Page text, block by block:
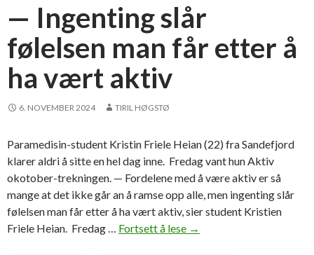
— Ingenting slår
følelsen man får etter å
ha vært aktiv
6. NOVEMBER 2024 TIRIL HØGSTØ
Paramedisin-student Kristin Friele Heian (22) fra Sandefjord
klarer aldri å sitte en hel dag inne. Fredag vant hun Aktiv
okotober-trekningen. — Fordelene med å være aktiv er så
mange at det ikke går an å ramse opp alle, men ingenting slår
følelsen man får etter å ha vært aktiv, sier student Kristien
Friele Heian. Fredag … Fortsett å lese —
→